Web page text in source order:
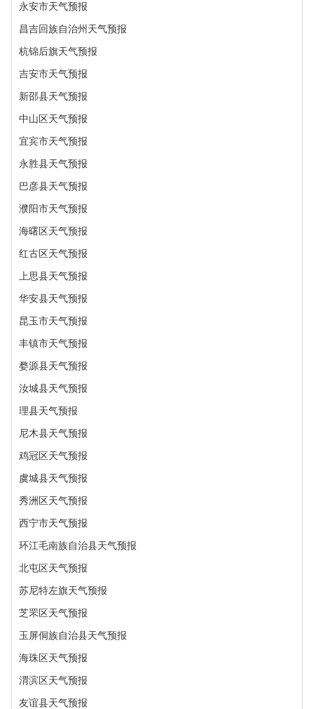
永安市天气预报
昌吉回族自治州天气预报
杭锦后旗天气预报
吉安市天气预报
新邵县天气预报
中山区天气预报
宜宾市天气预报
永胜县天气预报
巴彦县天气预报
濮阳市天气预报
海曙区天气预报
红古区天气预报
上思县天气预报
华安县天气预报
昆玉市天气预报
丰镇市天气预报
婺源县天气预报
汝城县天气预报
理县天气预报
尼木县天气预报
鸡冠区天气预报
虞城县天气预报
秀洲区天气预报
西宁市天气预报
环江毛南族自治县天气预报
北屯区天气预报
苏尼特左旗天气预报
芝罘区天气预报
玉屏侗族自治县天气预报
海珠区天气预报
渭滨区天气预报
友谊县天气预报